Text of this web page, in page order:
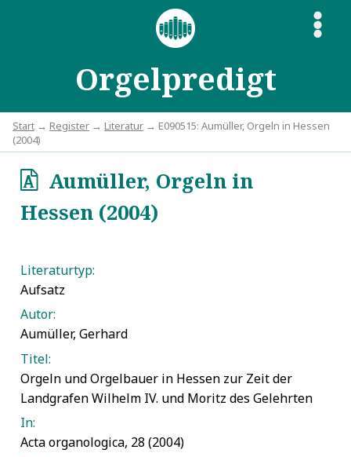
Orgelpredigt
S
Start → Register → Literatur → E090515: Aumüller, Orgeln in Hessen
(2004)
oAumüller, Orgeln in
Hessen (2004)
Literaturtyp:
Aufsatz
Autor:
Aumüller, Gerhard
Titel:
Orgeln und Orgelbauer in Hessen zur Zeit der
Landgrafen Wilhelm IV. und Moritz des Gelehrten
In:
Acta organologica, 28 (2004)